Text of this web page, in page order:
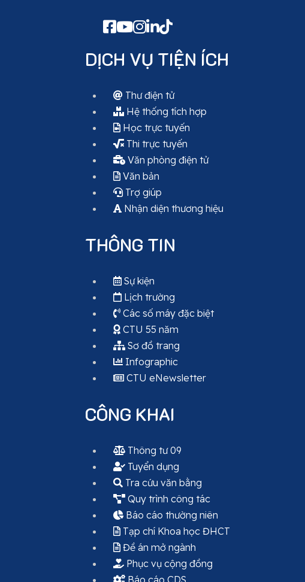
DỊCH VỤ TIỆN ÍCH
Thư điện tử
Hệ thống tích hợp
Học trực tuyến
Thi trực tuyến
Văn phòng điện tử
Văn bản
Trợ giúp
Nhận diện thương hiệu
THÔNG TIN
Sự kiện
Lịch trường
Các số máy đặc biệt
CTU 55 năm
Sơ đồ trang
Infographic
CTU eNewsletter
CÔNG KHAI
Thông tư 09
Tuyển dụng
Tra cứu văn bằng
Quy trình công tác
Báo cáo thường niên
Tạp chí Khoa học ĐHCT
Đề án mở ngành
Phục vụ cộng đồng
Báo cáo CDS